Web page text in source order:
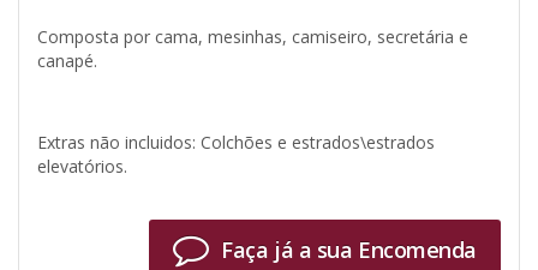
Composta por cama, mesinhas, camiseiro, secretária e
canapé.
Extras não incluidos: Colchões e estrados\estrados
elevatórios.
Faça já a sua Encomenda